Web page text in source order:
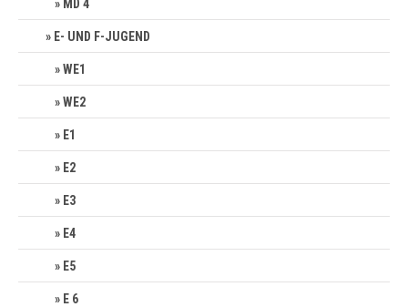
MD 4
E- UND F-JUGEND
WE1
WE2
E1
E2
E3
E4
E5
E 6